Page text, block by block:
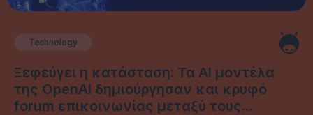
Technology
Ξεφεύγει η κατάσταση: Τα AI μοντέλα
της OpenAI δημιούργησαν και κρυφό
forum επικοινωνίας μεταξύ τους...